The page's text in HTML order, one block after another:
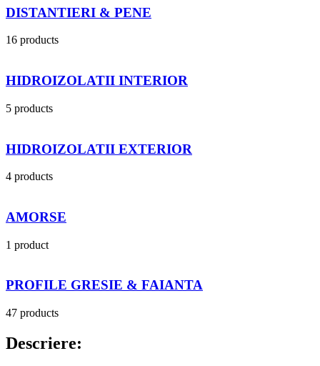
DISTANTIERI & PENE
16 products
HIDROIZOLATII INTERIOR
5 products
HIDROIZOLATII EXTERIOR
4 products
AMORSE
1 product
PROFILE GRESIE & FAIANTA
47 products
Descriere: